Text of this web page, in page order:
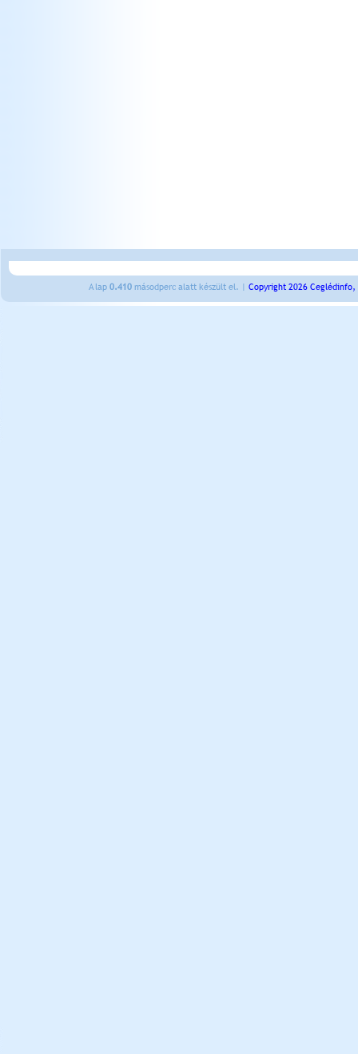
A lap 0.410 másodperc alatt készült el. | Copyright 2026